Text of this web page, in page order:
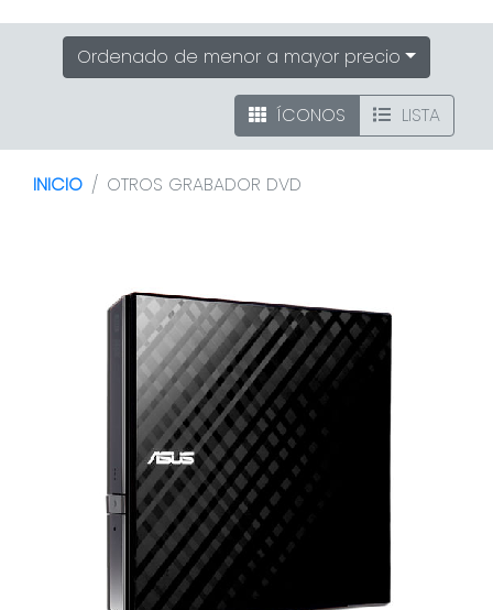
Ordenado de menor a mayor precio
ÍCONOS LISTA
INICIO OTROS GRABADOR DVD